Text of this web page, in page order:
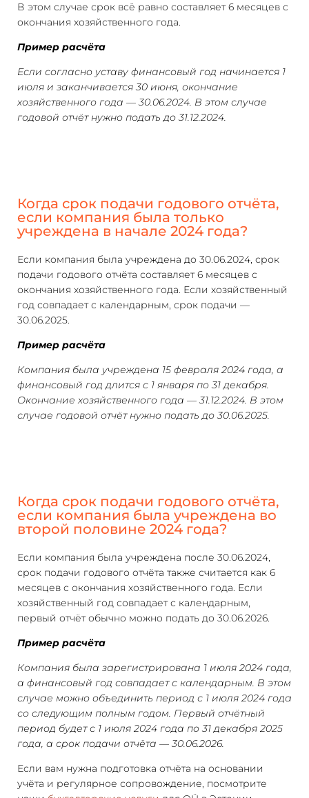
В этом случае срок всё равно составляет 6 месяцев с
окончания хозяйственного года.
Пример расчёта
Если согласно уставу финансовый год начинается 1
июля и заканчивается 30 июня, окончание
хозяйственного года — 30.06.2024. В этом случае
годовой отчёт нужно подать до 31.12.2024.
Когда срок подачи годового отчёта,
если компания была только
учреждена в начале 2024 года?
Если компания была учреждена до 30.06.2024, срок
подачи годового отчёта составляет 6 месяцев с
окончания хозяйственного года. Если хозяйственный
год совпадает с календарным, срок подачи —
30.06.2025.
Пример расчёта
Компания была учреждена 15 февраля 2024 года, а
финансовый год длится с 1 января по 31 декабря.
Окончание хозяйственного года — 31.12.2024. В этом
случае годовой отчёт нужно подать до 30.06.2025.
Когда срок подачи годового отчёта,
если компания была учреждена во
второй половине 2024 года?
Если компания была учреждена после 30.06.2024,
срок подачи годового отчёта также считается как 6
месяцев с окончания хозяйственного года. Если
хозяйственный год совпадает с календарным,
первый отчёт обычно можно подать до 30.06.2026.
Пример расчёта
Компания была зарегистрирована 1 июля 2024 года,
а финансовый год совпадает с календарным. В этом
случае можно объединить период с 1 июля 2024 года
со следующим полным годом. Первый отчётный
период будет с 1 июля 2024 года по 31 декабря 2025
года, а срок подачи отчёта — 30.06.2026.
Если вам нужна подготовка отчёта на основании
учёта и регулярное сопровождение, посмотрите